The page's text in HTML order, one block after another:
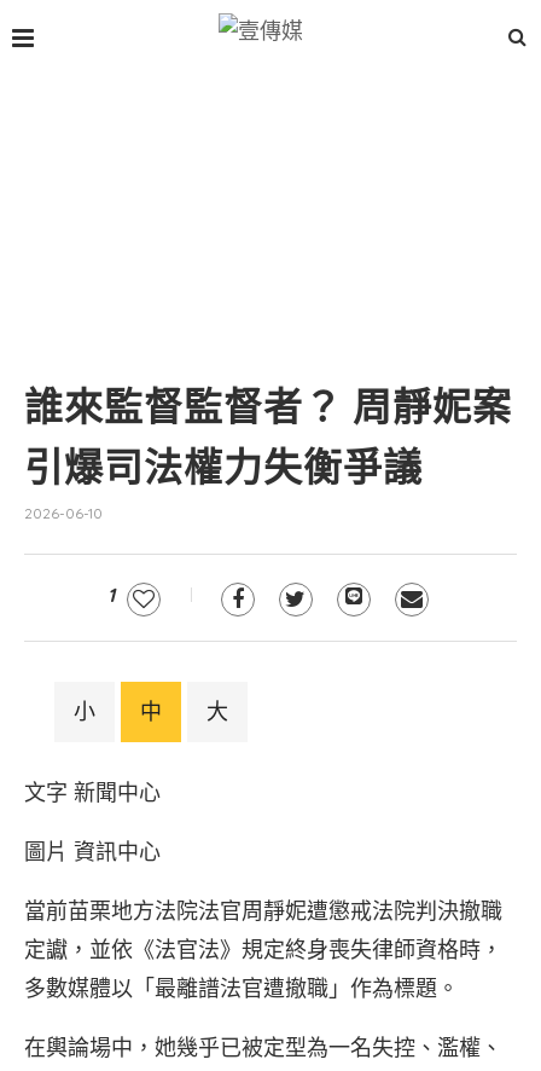
誰來監督監督者？ 周靜妮案
引爆司法權力失衡爭議
2026-06-10
1
小 中 大
文字 新聞中心
圖片 資訊中心
當前苗栗地方法院法官周靜妮遭懲戒法院判決撤職
定讞，並依《法官法》規定終身喪失律師資格時，
多數媒體以「最離譜法官遭撤職」作為標題。
在輿論場中，她幾乎已被定型為一名失控、濫權、